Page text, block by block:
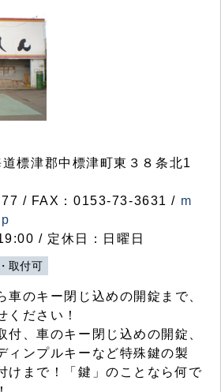
標津郡中標津町東３８条北1
/ FAX：0153-73-3631 / m
/ 定休日：日曜日
取付可
車のキー閉じ込めの開錠まで、
ください！
付、車のキー閉じ込めの開錠、
ィンプルキーなど特殊鍵の製
けまで！「鍵」のことなら何で